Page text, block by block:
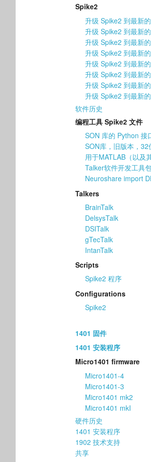
Spike2
升级 Spike2 到最新
升级 Spike2 到最新
升级 Spike2 到最新
升级 Spike2 到最新
升级 Spike2 到最新
升级 Spike2 到最新
升级 Spike2 到最新
升级 Spike2 到最新
软件历史
编程工具 Spike2 文件
SON 库的 Python 接
SON库，旧版本，32
用于MATLAB（以及
Talker软件开发工具
Neuroshare import
Talkers
BrainTalk
DelsysTalk
DSITalk
gTecTalk
IntanTalk
Scripts
Spike2 程序
Configurations
Spike2
1401 固件
1401 安装程序
Micro1401 firmware
Micro1401-4
Micro1401-3
Micro1401 mk2
Micro1401 mkI
硬件历史
1401 安装程序
1902 技术支持
共享